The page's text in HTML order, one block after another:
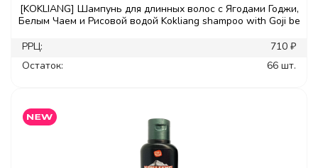
[KOKLIANG] Шампунь для длинных волос с Ягодами Годжи,
Белым Чаем и Рисовой водой Kokliang shampoo with Goji be
РРЦ:
710 ₽
Остаток:
66 шт.